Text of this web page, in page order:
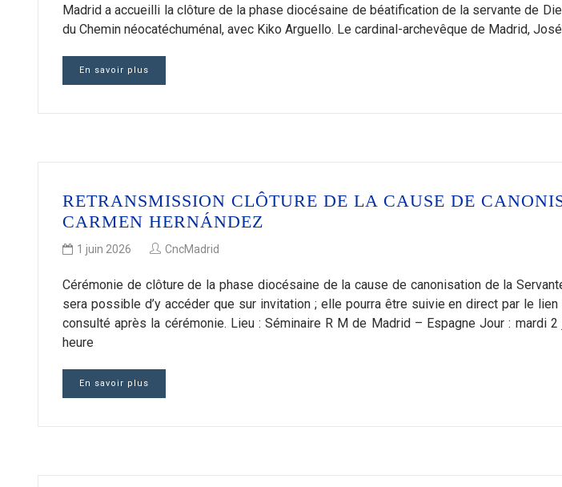
Madrid a accueilli la clôture de la phase diocésaine de béatification de la servante de
du Chemin néocatéchuménal, avec Kiko Arguello. Le cardinal-archevêque de Madrid,
En savoir plus
RETRANSMISSION CLÔTURE DE LA CAUSE DE
CARMEN HERNÁNDEZ
1 juin 2026 CncMadrid
Cérémonie de clôture de la phase diocésaine de la cause de canonisation de la
sera possible d’y accéder que sur invitation ; elle pourra être suivie en direct par le
consulté après la cérémonie. Lieu : Séminaire R M de Madrid – Espagne Jour : mardi 2
heure
En savoir plus